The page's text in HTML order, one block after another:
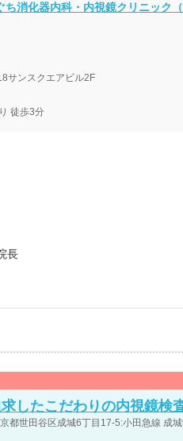
ち消化器内科・内視鏡クリニック
サンスクエアビル2F
徒歩3分
長
したこだわりの内視鏡検
都世田谷区成城6丁目17-5:小田急線 成